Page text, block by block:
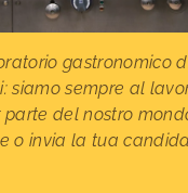
gastronomico
siamo sempre al
parte del nostro
o invia la tua